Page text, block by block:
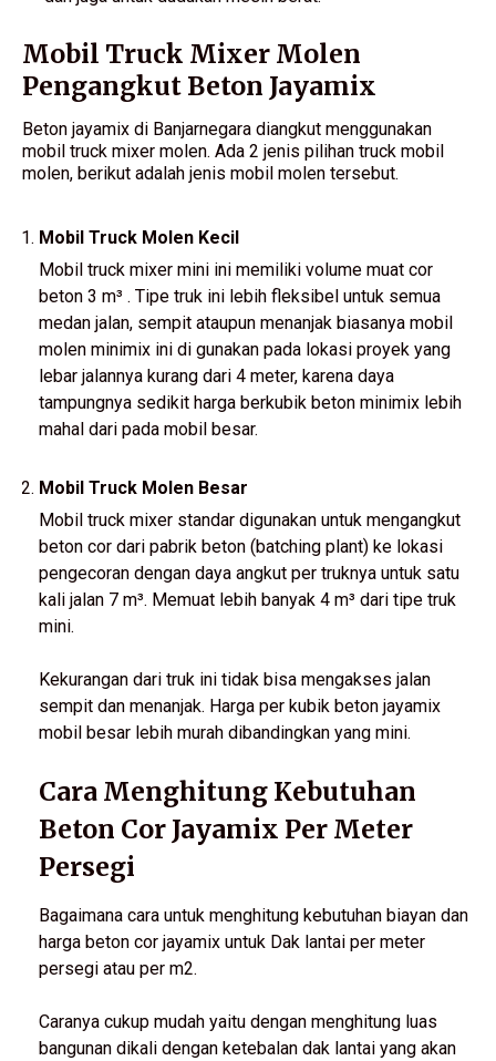
Mobil Truck Mixer Molen
Pengangkut Beton Jayamix
Beton jayamix di Banjarnegara diangkut menggunakan
mobil truck mixer molen. Ada 2 jenis pilihan truck mobil
molen, berikut adalah jenis mobil molen tersebut.
Mobil Truck Molen Kecil
Mobil truck mixer mini ini memiliki volume muat cor
beton 3 m³ . Tipe truk ini lebih fleksibel untuk semua
medan jalan, sempit ataupun menanjak biasanya mobil
molen minimix ini di gunakan pada lokasi proyek yang
lebar jalannya kurang dari 4 meter, karena daya
tampungnya sedikit harga berkubik beton minimix lebih
mahal dari pada mobil besar.
Mobil Truck Molen Besar
Mobil truck mixer standar digunakan untuk mengangkut
beton cor dari pabrik beton (batching plant) ke lokasi
pengecoran dengan daya angkut per truknya untuk satu
kali jalan 7 m³. Memuat lebih banyak 4 m³ dari tipe truk
mini.
Kekurangan dari truk ini tidak bisa mengakses jalan
sempit dan menanjak. Harga per kubik beton jayamix
mobil besar lebih murah dibandingkan yang mini.
Cara Menghitung Kebutuhan
Beton Cor Jayamix Per Meter
Persegi
Bagaimana cara untuk menghitung kebutuhan biayan dan
harga beton cor jayamix untuk Dak lantai per meter
persegi atau per m2.
Caranya cukup mudah yaitu dengan menghitung luas
bangunan dikali dengan ketebalan dak lantai yang akan